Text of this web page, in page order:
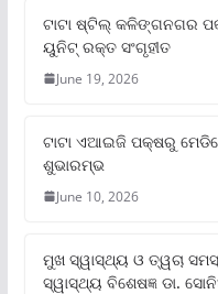
ଟାଟା ଷ୍ଟିଲ୍‌ କଳିଙ୍ଗନଗର
ୟୁନିଟ୍‌ ରକ୍ତ ସଂଗୃହୀତ
June 19, 2026
ଟାଟା ଏଆଇଜି ପକ୍ଷରୁ
ଶୁଭାରମ୍ଭ
June 10, 2026
ମୁଖ ସ୍ୱାସ୍ଥ୍ୟ ଓ ତ୍ୱଚା
ସ୍ୱାସ୍ଥ୍ୟ ବିଶେଷଜ୍ଞ ଡା.